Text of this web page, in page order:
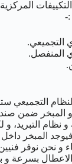
المركزية
:-
التجميعي.
المنفصل.
التجميعي
و المبخر ضمن
و نظام التبريد،
المبخر داخل
و نحن نوفر
الاعطال بسرعة